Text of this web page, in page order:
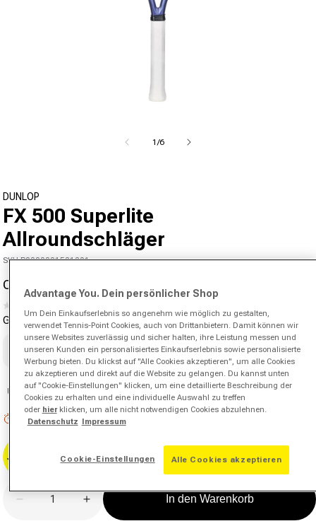
1/von
6
DUNLOP
FX 500 Superlite
Allroundschläger
SKU P0000001521201
Verkaufspreis
CHF 109.90
Normaler Preis
Kein
Bewertungswert.
Link
zur
gleichen
Seite.
Griffgröße
1 2 3
Unsicher bei der Griffstärke? Griffberater
Niedriger Lagerbestand: 7 verbleibend
Jetzt besaiten
Verringere die Menge für FX 500 Superlite
Erhöhe die Menge für FX 500 Superlite
In den Warenkorb
Advantage You. Dein persönlicher Shop
Um Dein Einkaufserlebnis so angenehm wie möglich zu gestalten,
verwendet Tennis-Point Cookies, auch von Drittanbietern. Damit können wir
unsere Websites zuverlässig und sicher halten, ihre Leistung messen und
unseren Kunden ein personalisiertes Einkaufserlebnis sowie personalisierte
Werbung bieten. Du klickst auf "Alle Cookies akzeptieren", um alle Cookies
zu akzeptieren und direkt auf die Website zu gelangen. Du kannst unten
auf "Cookie-Einstellungen" klicken, um eine detaillierte Beschreibung der
Cookies zu erhalten und eine individuelle Auswahl zu treffen
oder hierklicken, um alle nicht notwendigen Cookies abzulehnen.
Datenschutz Impressum
Cookie-Einstellungen Alle Cookies akzeptieren